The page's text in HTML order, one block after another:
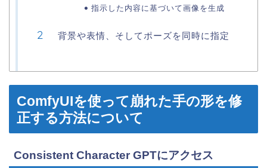
指示した内容に基づいて画像を生成
背景や表情、そしてポーズを同時に指定
ComfyUIを使って崩れた手の形を修
正する方法について
Consistent Character GPTにアクセス